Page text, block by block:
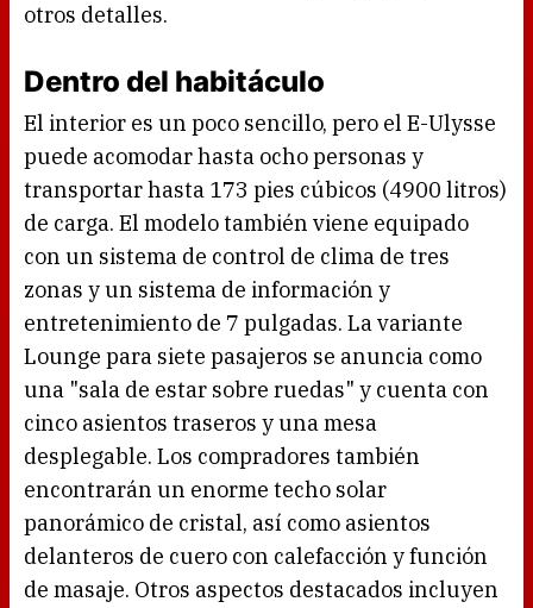
otros detalles.
Dentro del habitáculo
El interior es un poco sencillo, pero el E-Ulysse
puede acomodar hasta ocho personas y
transportar hasta 173 pies cúbicos (4900 litros)
de carga. El modelo también viene equipado
con un sistema de control de clima de tres
zonas y un sistema de información y
entretenimiento de 7 pulgadas. La variante
Lounge para siete pasajeros se anuncia como
una "sala de estar sobre ruedas" y cuenta con
cinco asientos traseros y una mesa
desplegable. Los compradores también
encontrarán un enorme techo solar
panorámico de cristal, así como asientos
delanteros de cuero con calefacción y función
de masaje. Otros aspectos destacados incluyen